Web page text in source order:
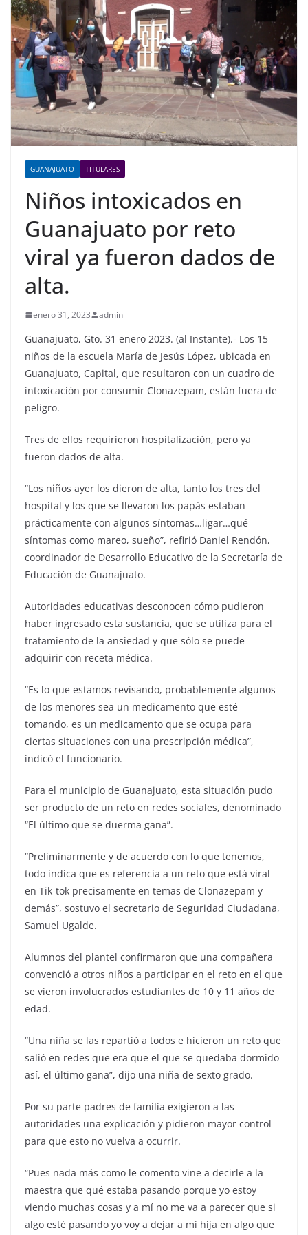
GUANAJUATO TITULARES
Niños intoxicados en
Guanajuato por reto
viral ya fueron dados de
alta.
enero 31, 2023 admin
Guanajuato, Gto. 31 enero 2023. (al Instante).- Los 15
niños de la escuela María de Jesús López, ubicada en
Guanajuato, Capital, que resultaron con un cuadro de
intoxicación por consumir Clonazepam, están fuera de
peligro.
Tres de ellos requirieron hospitalización, pero ya
fueron dados de alta.
“Los niños ayer los dieron de alta, tanto los tres del
hospital y los que se llevaron los papás estaban
prácticamente con algunos síntomas…ligar…qué
síntomas como mareo, sueño”, refirió Daniel Rendón,
coordinador de Desarrollo Educativo de la Secretaría de
Educación de Guanajuato.
Autoridades educativas desconocen cómo pudieron
haber ingresado esta sustancia, que se utiliza para el
tratamiento de la ansiedad y que sólo se puede
adquirir con receta médica.
“Es lo que estamos revisando, probablemente algunos
de los menores sea un medicamento que esté
tomando, es un medicamento que se ocupa para
ciertas situaciones con una prescripción médica”,
indicó el funcionario.
Para el municipio de Guanajuato, esta situación pudo
ser producto de un reto en redes sociales, denominado
“El último que se duerma gana”.
“Preliminarmente y de acuerdo con lo que tenemos,
todo indica que es referencia a un reto que está viral
en Tik-tok precisamente en temas de Clonazepam y
demás”, sostuvo el secretario de Seguridad Ciudadana,
Samuel Ugalde.
Alumnos del plantel confirmaron que una compañera
convenció a otros niños a participar en el reto en el que
se vieron involucrados estudiantes de 10 y 11 años de
edad.
“Una niña se las repartió a todos e hicieron un reto que
salió en redes que era que el que se quedaba dormido
así, el último gana”, dijo una niña de sexto grado.
Por su parte padres de familia exigieron a las
autoridades una explicación y pidieron mayor control
para que esto no vuelva a ocurrir.
“Pues nada más como le comento vine a decirle a la
maestra que qué estaba pasando porque yo estoy
viendo muchas cosas y a mí no me va a parecer que si
algo esté pasando yo voy a dejar a mi hija en algo que